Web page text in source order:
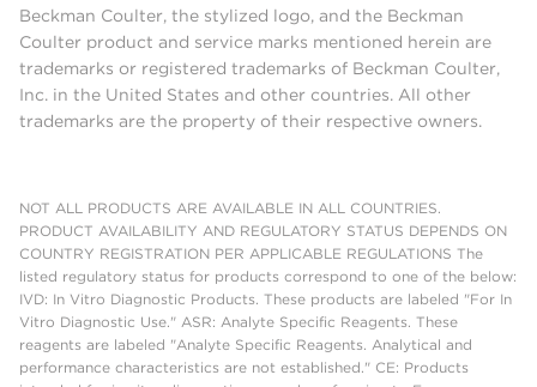
Beckman Coulter, the stylized logo, and the Beckman
Coulter product and service marks mentioned herein are
trademarks or registered trademarks of Beckman Coulter,
Inc. in the United States and other countries. All other
trademarks are the property of their respective owners.
NOT ALL PRODUCTS ARE AVAILABLE IN ALL COUNTRIES.
PRODUCT AVAILABILITY AND REGULATORY STATUS DEPENDS ON
COUNTRY REGISTRATION PER APPLICABLE REGULATIONS The
listed regulatory status for products correspond to one of the below:
IVD: In Vitro Diagnostic Products. These products are labeled "For In
Vitro Diagnostic Use." ASR: Analyte Specific Reagents. These
reagents are labeled "Analyte Specific Reagents. Analytical and
performance characteristics are not established." CE: Products